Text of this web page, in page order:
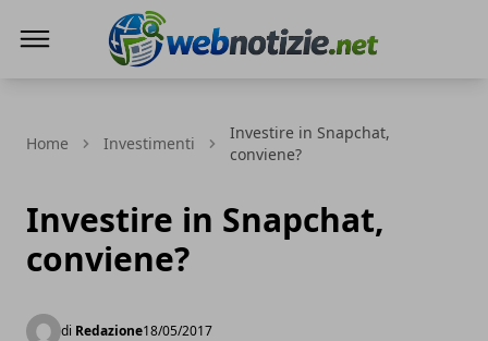
Home Investimenti
Investire in Snapchat,
conviene?
Investire in Snapchat,
conviene?
di Redazione18/05/2017